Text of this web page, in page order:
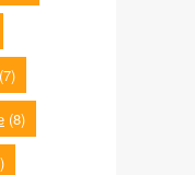
(7)
(8)